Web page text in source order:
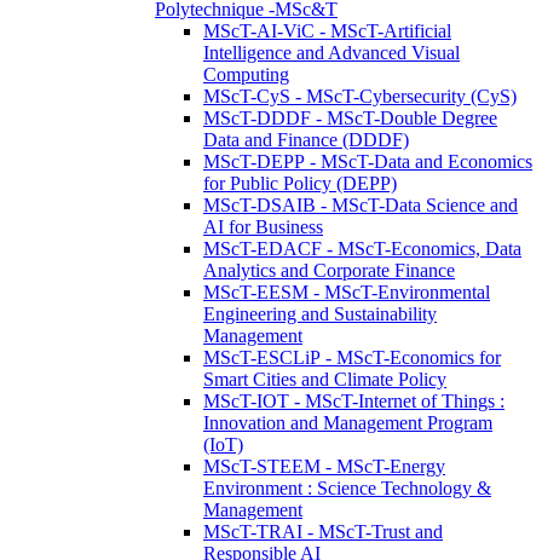
Polytechnique -MSc&T
MScT-AI-ViC - MScT-Artificial
Intelligence and Advanced Visual
Computing
MScT-CyS - MScT-Cybersecurity (CyS)
MScT-DDDF - MScT-Double Degree
Data and Finance (DDDF)
MScT-DEPP - MScT-Data and Economics
for Public Policy (DEPP)
MScT-DSAIB - MScT-Data Science and
AI for Business
MScT-EDACF - MScT-Economics, Data
Analytics and Corporate Finance
MScT-EESM - MScT-Environmental
Engineering and Sustainability
Management
MScT-ESCLiP - MScT-Economics for
Smart Cities and Climate Policy
MScT-IOT - MScT-Internet of Things :
Innovation and Management Program
(IoT)
MScT-STEEM - MScT-Energy
Environment : Science Technology &
Management
MScT-TRAI - MScT-Trust and
Responsible AI